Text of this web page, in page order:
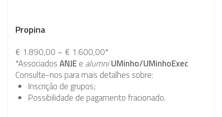
Propina
€ 1.890,00 – € 1.600,00*
*AssociadosANJEe alumniUMinho/UMinhoExec
Consulte-nos para mais detalhes sobre:
Inscrição de grupos;
Possibilidade de pagamento fracionado.